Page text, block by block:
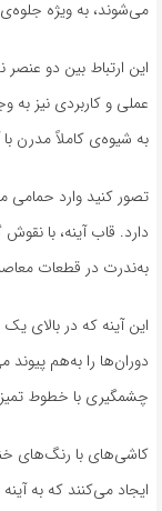
می‌شوند، به ویژه
این ارتباط بین دو
عملی و کاربردی نیز به
به شیوه‌ی کاملاً مدرن
تصور کنید وارد
دارد. قاب آینه، با
به‌ندرت در قطعات
این آینه که در بالای
دوران‌ها را به‌هم
چشمگیری با خطوط
کاشی‌های با رنگ‌های
ایجاد می‌کنند که به